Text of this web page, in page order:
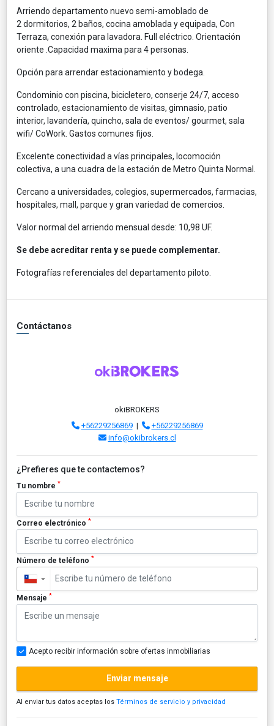
Arriendo departamento nuevo semi-amoblado de
2 dormitorios, 2 baños, cocina amoblada y equipada, Con
Terraza, conexión para lavadora. Full eléctrico. Orientación
oriente .Capacidad maxima para 4 personas.
Opción para arrendar estacionamiento y bodega.
Condominio con piscina, bicicletero, conserje 24/7, acceso
controlado, estacionamiento de visitas, gimnasio, patio
interior, lavandería, quincho, sala de eventos/ gourmet, sala
wifi/ CoWork. Gastos comunes fijos.
Excelente conectividad a vías principales, locomoción
colectiva, a una cuadra de la estación de Metro Quinta Normal.
Cercano a universidades, colegios, supermercados, farmacias,
hospitales, mall, parque y gran variedad de comercios.
Valor normal del arriendo mensual desde: 10,98 UF.
Se debe acreditar renta y se puede complementar.
Fotografías referenciales del departamento piloto.
Contáctanos
okiBROKERS
+56229256869|
+56229256869
info@okibrokers.cl
¿Prefieres que te contactemos?
Tu nombre *
Correo electrónico *
Número de teléfono *
▼
Mensaje *
Acepto recibir información sobre ofertas inmobiliarias
Enviar mensaje
Al enviar tus datos aceptas los Términos de servicio y privacidad